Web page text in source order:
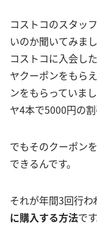
コストコのスタッ
いのか聞いてみまし
コストコに入会し
ヤクーポンをもら
ンをもらっていま
ヤ4本で5000円の割
でもそのクーポン
できるんです。
それが年間3回行わ
に購入する方法です